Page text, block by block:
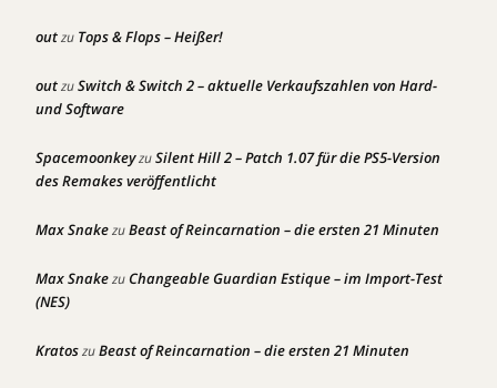
outzu Tops & Flops – Heißer!
outzuSwitch & Switch 2 – aktuelle Verkaufszahlen von Hard-
und Software
SpacemoonkeyzuSilent Hill 2 – Patch 1.07 für die PS5-Version
des Remakes veröffentlicht
Max SnakezuBeast of Reincarnation – die ersten 21 Minuten
Max SnakezuChangeable Guardian Estique – im Import-Test
(NES)
KratoszuBeast of Reincarnation – die ersten 21 Minuten